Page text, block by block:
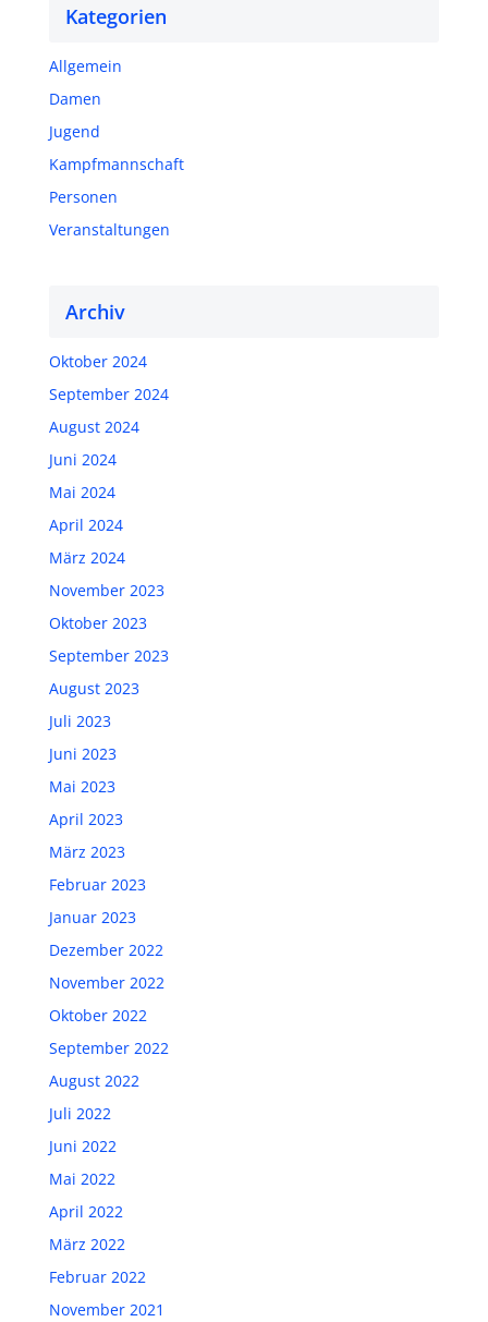
Kategorien
Allgemein
Damen
Jugend
Kampfmannschaft
Personen
Veranstaltungen
Archiv
Oktober 2024
September 2024
August 2024
Juni 2024
Mai 2024
April 2024
März 2024
November 2023
Oktober 2023
September 2023
August 2023
Juli 2023
Juni 2023
Mai 2023
April 2023
März 2023
Februar 2023
Januar 2023
Dezember 2022
November 2022
Oktober 2022
September 2022
August 2022
Juli 2022
Juni 2022
Mai 2022
April 2022
März 2022
Februar 2022
November 2021